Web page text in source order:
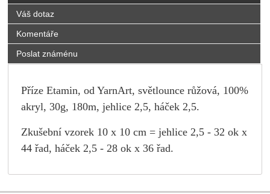
Váš dotaz
Komentáře
Poslat známénu
Příze Etamin, od YarnArt, světlounce růžová, 100%
akryl, 30g, 180m, jehlice 2,5, háček 2,5.
Zkušební vzorek 10 x 10 cm = jehlice 2,5 - 32 ok x
44 řad, háček 2,5 - 28 ok x 36 řad.